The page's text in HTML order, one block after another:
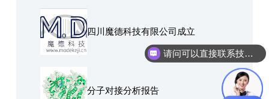
四川魔德科技有限公司成立
分子对接分析报告
你们是怎么收费的呢？